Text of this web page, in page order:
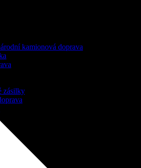
kamionová doprava
zásilky